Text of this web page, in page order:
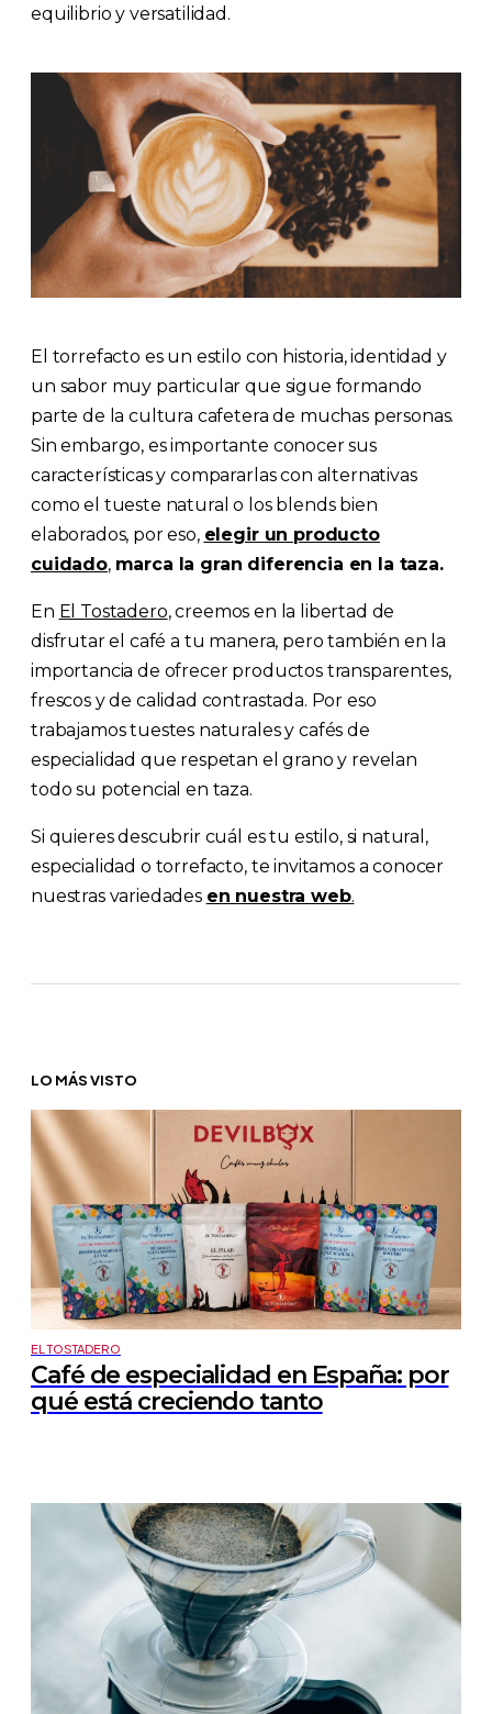
equilibrio y versatilidad.
El torrefacto es un estilo con historia, identidad y
un sabor muy particular que sigue formando
parte de la cultura cafetera de muchas personas.
Sin embargo, es importante conocer sus
características y compararlas con alternativas
como el tueste natural o los blends bien
elaborados, por eso, elegir un producto
cuidado, marca la gran diferencia en la taza.
En El Tostadero, creemos en la libertad de
disfrutar el café a tu manera, pero también en la
importancia de ofrecer productos transparentes,
frescos y de calidad contrastada. Por eso
trabajamos tuestes naturales y cafés de
especialidad que respetan el grano y revelan
todo su potencial en taza.
Si quieres descubrir cuál es tu estilo, si natural,
especialidad o torrefacto, te invitamos a conocer
nuestras variedades en nuestra web.
LO MÁS VISTO
EL TOSTADERO
Café de especialidad en España: por
qué está creciendo tanto